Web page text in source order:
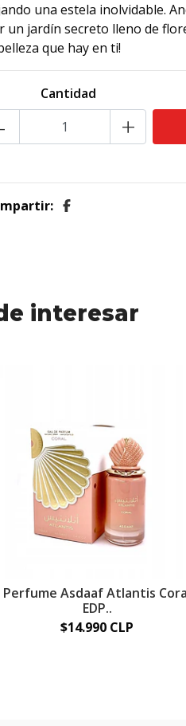
una estela inolvidable.
un jardín secreto lleno de
que hay en ti!
Cantidad
+
interesar
Perfume Asdaaf Atlantis
EDP..
$14.990 CLP